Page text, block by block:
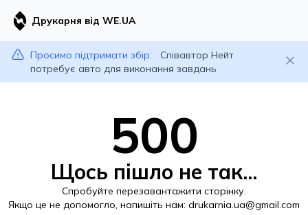
Друкарня від WE.UA
Просимо підтримати збір:
Співавтор Нейт
потребує авто для виконання завдань
500
Щось пішло не так...
Спробуйте перезавантажити сторінку.
Якщо це не допомогло, напишіть нам: drukarnia.ua@gmail.com